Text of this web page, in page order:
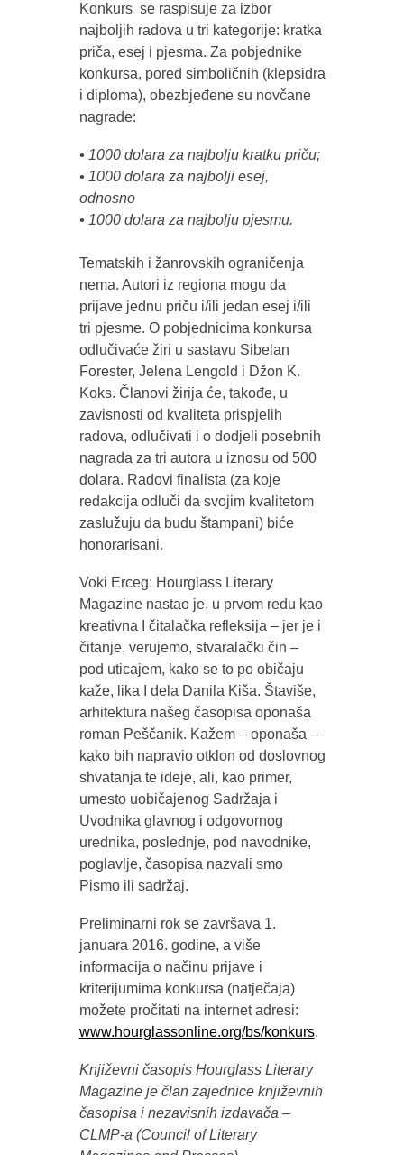
Konkurs se raspisuje za izbor
najboljih radova u tri kategorije: kratka
priča, esej i pjesma. Za pobjednike
konkursa, pored simboličnih (klepsidra
i diploma), obezbjeđene su novčane
nagrade:
• 1000 dolara za najbolju kratku priču;
• 1000 dolara za najbolji esej,
odnosno
• 1000 dolara za najbolju pjesmu.
Tematskih i žanrovskih ograničenja
nema. Autori iz regiona mogu da
prijave jednu priču i/ili jedan esej i/ili
tri pjesme. O pobjednicima konkursa
odlučivaće žiri u sastavu Sibelan
Forester, Jelena Lengold i Džon K.
Koks. Članovi žirija će, takođe, u
zavisnosti od kvaliteta prispjelih
radova, odlučivati i o dodjeli posebnih
nagrada za tri autora u iznosu od 500
dolara. Radovi finalista (za koje
redakcija odluči da svojim kvalitetom
zaslužuju da budu štampani) biće
honorarisani.
Voki Erceg: Hourglass Literary
Magazine nastao je, u prvom redu kao
kreativna I čitalačka refleksija – jer je i
čitanje, verujemo, stvaralački čin –
pod uticajem, kako se to po običaju
kaže, lika I dela Danila Kiša. Štaviše,
arhitektura našeg časopisa oponaša
roman Peščanik. Kažem – oponaša –
kako bih napravio otklon od doslovnog
shvatanja te ideje, ali, kao primer,
umesto uobičajenog Sadržaja i
Uvodnika glavnog i odgovornog
urednika, poslednje, pod navodnike,
poglavlje, časopisa nazvali smo
Pismo ili sadržaj.
Preliminarni rok se završava 1.
januara 2016. godine, a više
informacija o načinu prijave i
kriterijumima konkursa (natječaja)
možete pročitati na internet adresi:
www.hourglassonline.org/bs/konkurs.
Književni časopis Hourglass Literary
Magazine je član zajednice književnih
časopisa i nezavisnih izdavača –
CLMP-a (Council of Literary